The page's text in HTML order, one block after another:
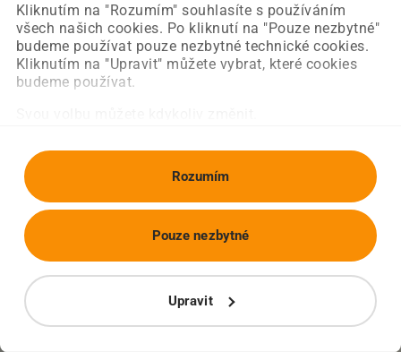
Kliknutím na "Rozumím" souhlasíte s používáním
všech našich cookies. Po kliknutí na "Pouze nezbytné"
budeme používat pouze nezbytné technické cookies.
Kliknutím na "Upravit" můžete vybrat, které cookies
budeme používat.
Rozumím
Upravit
Pouze nezbytné
Obnovit stránku Úvodní strana